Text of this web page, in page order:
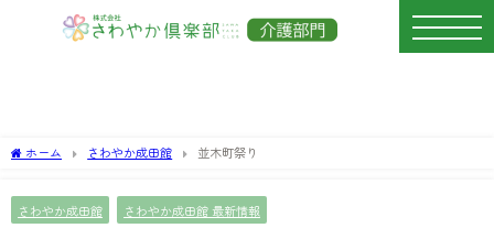
ホーム さわやか成田館 並木町祭り
さわやか成田館 さわやか成田館 最新情報